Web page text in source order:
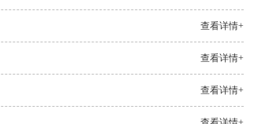
查看详情+
查看详情+
查看详情+